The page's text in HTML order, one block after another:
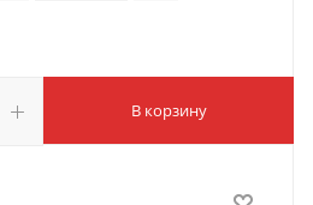
В корзину